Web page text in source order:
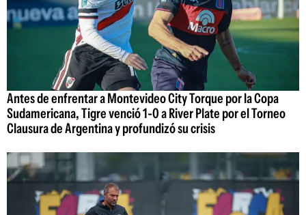
Antes de enfrentar a Montevideo City Torque por la Copa
Sudamericana, Tigre venció 1-0 a River Plate por el Torneo
Clausura de Argentina y profundizó su crisis